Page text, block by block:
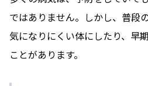
ではありません。しかし、普段
気になりにくい体にしたり、早
ことがあります。